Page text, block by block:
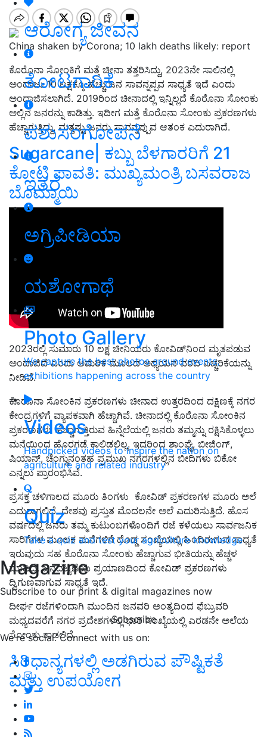
ಆರೋಗ್ಯ ಜೀವನ
ತೋಟಗಾರಿಕೆ
ಪಶುಸಂಗೋಪನೆ
ಇತರೆ
ಅಗ್ರಿಪೀಡಿಯಾ
ಯಶೋಗಾಥೆ
Photo Gallery
We capture the best photos around events,
exhibitions happening across the country
Videos
Handpicked videos to inspire the nation on
agriculture and related industry
Quiz
Take a quiz and test your agriculture knowledge
Magazine
Subscribe to our print & digital magazines now
Subscribe
We're social. Connect with us on:
China shaken by Corona; 10 lakh deaths likely: report
ಕೊರೊನಾ ಸೋಂಕಿಗೆ ಮತ್ತೆ ಚೀನಾ ತತ್ತರಿಸಿದ್ದು, 2023ನೇ ಸಾಲಿನಲ್ಲಿ
ಅಂದಾಜು 10 ಲಕ್ಷಕ್ಕೂ ಹೆಚ್ಚು ಜನ ಸಾವನ್ನಪ್ಪವ ಸಾಧ್ಯತೆ ಇದೆ ಎಂದು
ಅಂದಾಜಿಸಲಾಗಿದೆ. 2019ರಿಂದ ಚೀನಾದಲ್ಲಿ ಇನ್ನಿಲ್ಲದೆ ಕೊರೊನಾ ಸೋಂಕು
ಅಲ್ಲಿನ ಜನರನ್ನು ಕಾಡಿತ್ತು. ಇದೀಗ ಮತ್ತೆ ಕೊರೊನಾ ಸೋಂಕು ಪ್ರಕರಣಗಳು
ಹೆಚ್ಚಾಗುತ್ತಿದ್ದು, ಮತ್ತಷ್ಟು ಜನರು ಸಾವನ್ನಪ್ಪುವ ಆತಂಕ ಎದುರಾಗಿದೆ.
Sugarcane| ಕಬ್ಬು ಬೆಳಗಾರರಿಗೆ 21
ಕೋಟಿ ಪಾವತಿ: ಮುಖ್ಯಮಂತ್ರಿ ಬಸವರಾಜ
ಬೊಮ್ಮಾಯಿ
2023ರಲ್ಲಿ ಸುಮಾರು 10 ಲಕ್ಷ ಚೀನಿಯರು ಕೋವಿಡ್‌ನಿಂದ ಮೃತಪಡುವ
ಅಂದಾಜಿದೆ ಎಂದು ಅಮೆರಿಕ ಮೂಲದ ಅಧ್ಯಯನ ವರದಿ ಎಚ್ಚರಿಕೆಯನ್ನು
ನೀಡಿವೆ.
ಕೊರೊನಾ ಸೋಂಕಿನ ಪ್ರಕರಣಗಳು ಚೀನಾದ ಉತ್ತರದಿಂದ ದಕ್ಷಿಣಕ್ಕೆ ನಗರ
ಕೇಂದ್ರಗಳಿಗೆ ವ್ಯಾಪಕವಾಗಿ ಹೆಚ್ಚಾಗಿವೆ. ಚೀನಾದಲ್ಲಿ ಕೊರೊನಾ ಸೋಂಕಿನ
ಪ್ರಕರಣಗಳು ಹೆಚ್ಚಾಗುತ್ತಿರುವ ಹಿನ್ನೆಲೆಯಲ್ಲಿ ಜನರು ತಮ್ಮನ್ನು ರಕ್ಷಿಸಿಕೊಳ್ಳಲು
ಮನೆಯಿಂದ ಹೊರಗಡೆ ಕಾಲಿಡಲಿಲ್ಲ. ಇದರಿಂದ ಶಾಂಘೈ, ಬೀಜಿಂಗ್‌,
ಷಿಯಾನ್‌, ಚೆಂಗ್ಡುನಂತಹ ಪ್ರಮುಖ ನಗರಗಳಲ್ಲಿನ ಬೀದಿಗಳು ಬಿಕೋ
ಎನ್ನಲು ಪ್ರಾರಂಭಿಸಿವೆ.
ಪ್ರಸಕ್ತ ಚಳಿಗಾಲದ ಮೂರು ತಿಂಗಳು ಕೋವಿಡ್‌ ಪ್ರಕರಣಗಳ ಮೂರು ಅಲೆ
ಎದುರಾಗಲಿದೆ. ದೇಶವು ಪ್ರಸ್ತುತ ಮೊದಲನೇ ಅಲೆ ಎದುರಿಸುತ್ತಿದೆ. ಹೊಸ
ವರ್ಷದಲ್ಲಿ ಜನರು ತಮ್ಮ ಕುಟುಂಬಗಳೊಂದಿಗೆ ರಜೆ ಕಳೆಯಲು ಸಾರ್ವಜನಿಕ
ಸಾರಿಗೆಗಳ ಮೂಲಕ ಮನೆಗಳಿಗೆ ದೊಡ್ಡ ಸಂಖ್ಯೆಯಲ್ಲಿ ಹಿಂದಿರುಗುವ ಸಾಧ್ಯತೆ
ಇರುವುದು ಸಹ ಕೊರೊನಾ ಸೋಂಕು ಹೆಚ್ಚಾಗುವ ಭೀತಿಯನ್ನು ಹೆಚ್ಚಳ
ಮಾಡಿದೆ. ಜನದಟ್ಟಣೆಯ ಪ್ರಯಾಣದಿಂದ ಕೋವಿಡ್‌ ಪ್ರಕರಣಗಳು
ದ್ವಿಗುಣವಾಗುವ ಸಾಧ್ಯತೆ ಇದೆ.
ದೀರ್ಘ ರಜೆಗಳಿಂದಾಗಿ ಮುಂದಿನ ಜನವರಿ ಅಂತ್ಯದಿಂದ ಫೆಬ್ರುವರಿ
ಮಧ್ಯದವರೆಗೆ ನಗರ ಪ್ರದೇಶಗಳಲ್ಲಿ ಭಾರಿ ಸಂಖ್ಯೆಯಲ್ಲಿ ಎರಡನೇ ಅಲೆಯ
ಸೋಂಕು ಕಾಡಲಿದೆ.
ಸಿರಿಧಾನ್ಯಗಳಲ್ಲಿ ಅಡಗಿರುವ ಪೌಷ್ಟಿಕತೆ
ಮತ್ತು ಉಪಯೋಗ